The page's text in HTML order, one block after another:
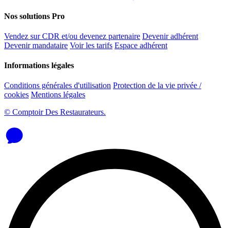
Nos solutions Pro
Vendez sur CDR et/ou devenez partenaire Devenir adhérent
Devenir mandataire Voir les tarifs Espace adhérent
Informations légales
Conditions générales d'utilisation Protection de la vie privée /
cookies Mentions légales
© Comptoir Des Restaurateurs.